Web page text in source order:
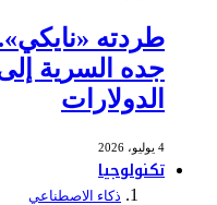
طردته
جده السرية
الدولارات
4 يوليو، 2026
تكنولوجيا
ذكاء الاصطناعي